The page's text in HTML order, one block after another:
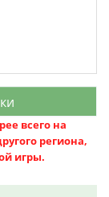
всего на
региона,
игры.